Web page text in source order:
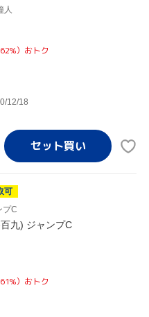
人
）おトク
12/18
可
プC
九) ジャンプC
）おトク